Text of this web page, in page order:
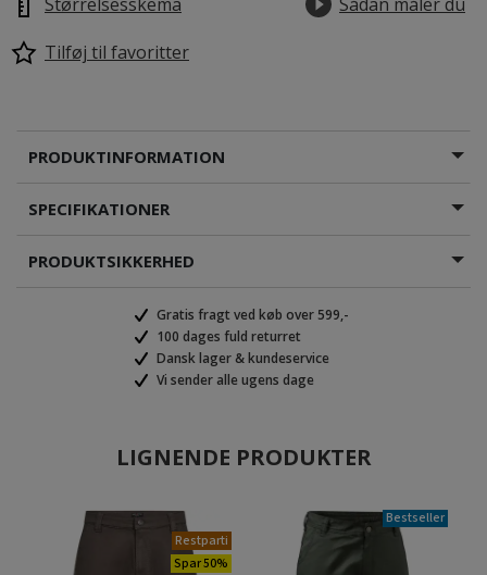
Tilføj til favoritter
PRODUKTINFORMATION
SPECIFIKATIONER
PRODUKTSIKKERHED
Gratis fragt ved køb over 599,-
100 dages fuld returret
Dansk lager & kundeservice
Vi sender alle ugens dage
LIGNENDE PRODUKTER
Restparti
Spar 50%
Bestseller